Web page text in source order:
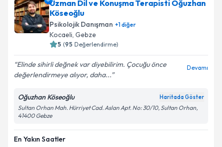
Uzman Dil ve Konuşma Terapisti Oğuzhan
Köseoğlu
Psikolojik Danışman +1diğer
Kocaeli, Gebze
5 (95 Değerlendirme)
Elinde sihirli değnek var diyebilirim. Çocuğu önce
değerlendirmeye alıyor, daha...
Devamı
Oğuzhan Köseoğlu Haritada Göster
Sultan Orhan Mah. Hürriyet Cad. Aslan Apt. No: 30/10, Sultan Orhan,
41400 Gebze
En Yakın Saatler